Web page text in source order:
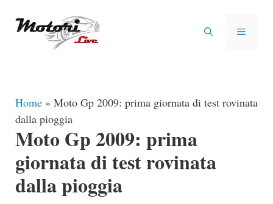
MENU
Home » Moto Gp 2009: prima giornata di test rovinata
dalla pioggia
Moto Gp 2009: prima
giornata di test rovinata
dalla pioggia